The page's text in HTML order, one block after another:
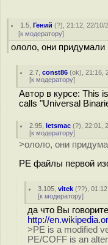
1.5 ,Гений (?), 21:12, 22/10/
[к модератору]
ололо, они
2.7 ,const86 (ok), 21:16,
[к модератору]
Автор в курсе: This
calls "Universal
2.95 ,letsmac (?), 22:01,
[к модератору]
>ололо, они
PE файлы первой
3.105 ,vitek (??),
[к модератору]
да что Вы
http://
>PE is a modified
PE/COFF is an